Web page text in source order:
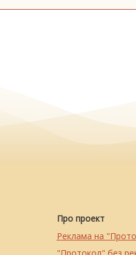
Про проект
Реклама на